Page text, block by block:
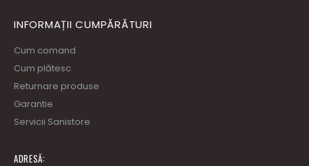
INFORMAȚII CUMPĂRĂTURI
Cum comand
Returnare produse